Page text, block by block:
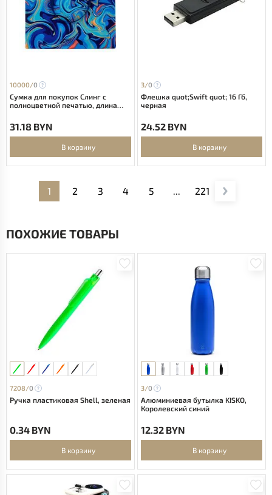
10000/0
Сумка для покупок Слинг с
полноцветной печатью, длина
31.18 BYN
В корзину
3/0
Флешка quot;Swift quot; 16 Гб,
черная
24.52 BYN
В корзину
1 2 3 4 5 ... 221
ПОХОЖИЕ ТОВАРЫ
7208/0
Ручка пластиковая Shell, зеленая
0.34 BYN
В корзину
3/0
Алюминиевая бутылка KISKO,
Королевский синий
12.32 BYN
В корзину